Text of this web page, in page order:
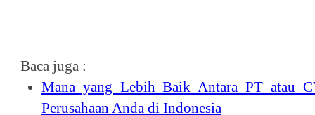
Baca juga :
Mana yang Lebih Baik Antara PT atau
Perusahaan Anda di Indonesia